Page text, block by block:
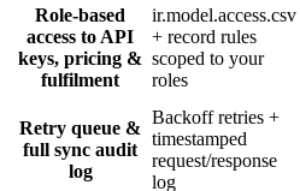
Role-based
access to API
keys, pricing &
fulfilment
ir.model.access.csv
+ record rules
scoped to your
roles
Retry queue &
full sync audit
log
Backoff retries +
timestamped
request/response
log